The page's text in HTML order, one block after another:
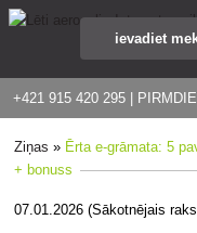
+421 915 420 295 |
Ziņas » Ērta e-grāmata: 5
+ bonuss
07.01.2026 (Sākotnējais